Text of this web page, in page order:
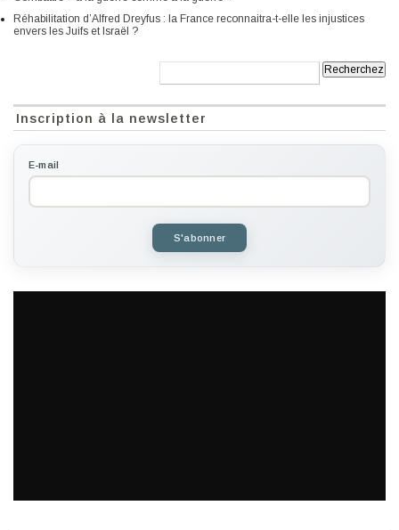
Réhabilitation d’Alfred Dreyfus : la France reconnaitra-t-elle les injustices
envers les Juifs et Israël ?
Recherche:
Inscription à la newsletter
E-mail
S'abonner